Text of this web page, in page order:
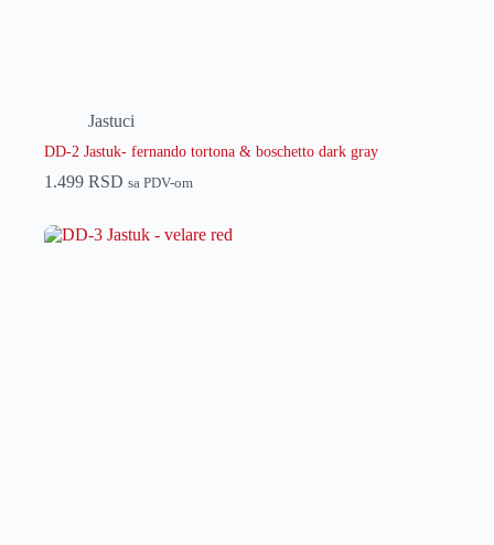
Jastuci
DD-2 Jastuk- fernando tortona & boschetto dark gray
1.499 RSD sa PDV-om